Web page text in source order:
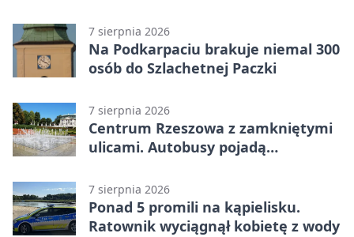
7 sierpnia 2026
Na Podkarpaciu brakuje niemal 300
osób do Szlachetnej Paczki
7 sierpnia 2026
Centrum Rzeszowa z zamkniętymi
ulicami. Autobusy pojadą
7 sierpnia 2026
Ponad 5 promili na kąpielisku.
Ratownik wyciągnął kobietę z wody